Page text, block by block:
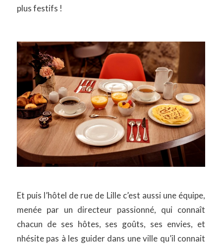
plus festifs !
Et puis l’hôtel de rue de Lille c’est aussi une équipe,
menée par un directeur passionné, qui connaît
chacun de ses hôtes, ses goûts, ses envies, et
nhésite pas à les guider dans une ville qu’il connait